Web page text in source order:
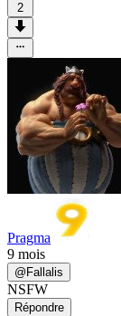
2
Pragma
9 mois
@ Fallalis
NSFW
Répondre